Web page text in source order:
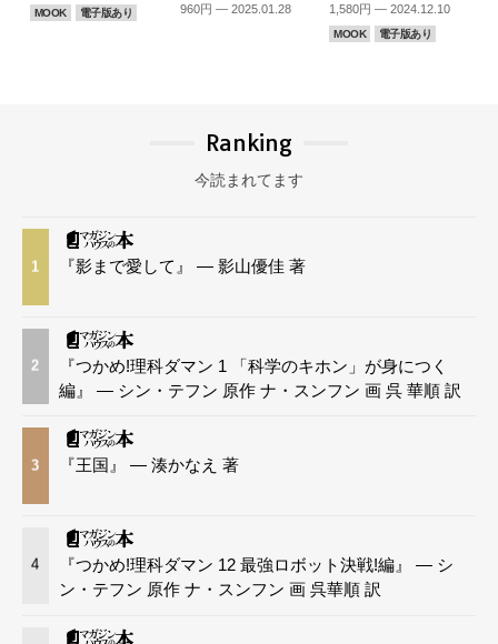
MOOK 電子版あり 960円 — 2025.01.28 1,580円 — 2024.12.10
MOOK 電子版あり
Ranking
今読まれてます
1 『影まで愛して』 — 影山優佳 著
2
『つかめ!理科ダマン 1 「科学のキホン」が身につく
編』 — シン・テフン 原作 ナ・スンフン 画 呉 華順 訳
3 『王国』 — 湊かなえ 著
4
『つかめ!理科ダマン 12 最強ロボット決戦!編』 — シ
ン・テフン 原作 ナ・スンフン 画 呉華順 訳